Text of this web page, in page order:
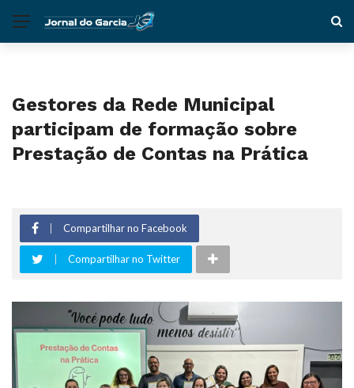
Gestores da Rede Municipal
participam de formação sobre
Prestação de Contas na Prática
Compartilhar no Facebook
Compartilhar no Twitter